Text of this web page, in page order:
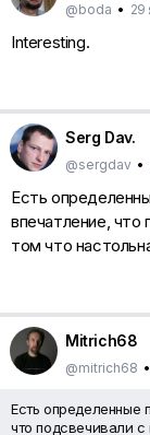
@boda • 29
Interesting.
Serg Dav.
@sergdav •
Есть
впечатление, что
том что
Mitrich68
@mitrich68 •
Есть определенные
что подсвечивали с